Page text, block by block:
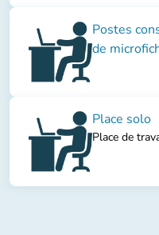
Postes
de
Place solo
Place de